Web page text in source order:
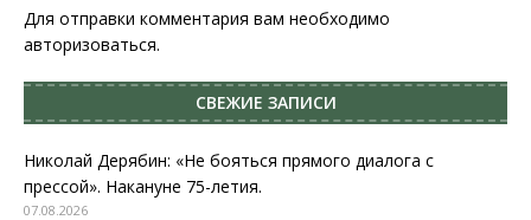
Для отправки комментария вам необходимо
авторизоваться.
СВЕЖИЕ ЗАПИСИ
Николай Дерябин: «Не бояться прямого диалога с
прессой». Накануне 75-летия.
07.08.2026